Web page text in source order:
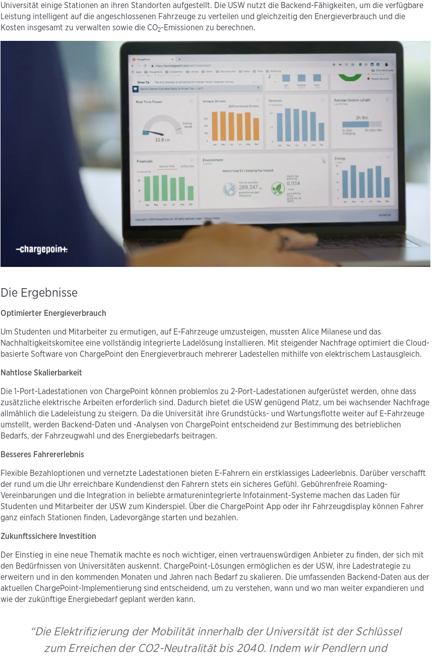
Universität einige Stationen an ihren Standorten aufgestellt. Die USW nutzt die Backend-Fähigkeiten, um die verfügbare
Leistung intelligent auf die angeschlossenen Fahrzeuge zu verteilen und gleichzeitig den Energieverbrauch und die
Kosten insgesamt zu verwalten sowie die CO2-Emissionen zu berechnen.
Die Ergebnisse
Optimierter Energieverbrauch
Um Studenten und Mitarbeiter zu ermutigen, auf E-Fahrzeuge umzusteigen, mussten Alice Milanese und das
Nachhaltigkeitskomitee eine vollständig integrierte Ladelösung installieren. Mit steigender Nachfrage optimiert die Cloud-
basierte Software von ChargePoint den Energieverbrauch mehrerer Ladestellen mithilfe von elektrischem Lastausgleich.
Nahtlose Skalierbarkeit
Die 1-Port-Ladestationen von ChargePoint können problemlos zu 2-Port-Ladestationen aufgerüstet werden, ohne dass
zusätzliche elektrische Arbeiten erforderlich sind. Dadurch bietet die USW genügend Platz, um bei wachsender Nachfrage
allmählich die Ladeleistung zu steigern. Da die Universität ihre Grundstücks- und Wartungsflotte weiter auf E-Fahrzeuge
umstellt, werden Backend-Daten und -Analysen von ChargePoint entscheidend zur Bestimmung des betrieblichen
Bedarfs, der Fahrzeugwahl und des Energiebedarfs beitragen.
Besseres Fahrererlebnis
Flexible Bezahloptionen und vernetzte Ladestationen bieten E-Fahrern ein erstklassiges Ladeerlebnis. Darüber verschafft
der rund um die Uhr erreichbare Kundendienst den Fahrern stets ein sicheres Gefühl. Gebührenfreie Roaming-
Vereinbarungen und die Integration in beliebte armaturenintegrierte Infotainment-Systeme machen das Laden für
Studenten und Mitarbeiter der USW zum Kinderspiel. Über die ChargePoint App oder ihr Fahrzeugdisplay können Fahrer
ganz einfach Stationen finden, Ladevorgänge starten und bezahlen.
Zukunftssichere Investition
Der Einstieg in eine neue Thematik machte es noch wichtiger, einen vertrauenswürdigen Anbieter zu finden, der sich mit
den Bedürfnissen von Universitäten auskennt. ChargePoint-Lösungen ermöglichen es der USW, ihre Ladestrategie zu
erweitern und in den kommenden Monaten und Jahren nach Bedarf zu skalieren. Die umfassenden Backend-Daten aus der
aktuellen ChargePoint-Implementierung sind entscheidend, um zu verstehen, wann und wo man weiter expandieren und
wie der zukünftige Energiebedarf geplant werden kann.
“Die Elektrifizierung der Mobilität innerhalb der Universität ist der Schlüssel
zum Erreichen der CO2-Neutralität bis 2040. Indem wir Pendlern und